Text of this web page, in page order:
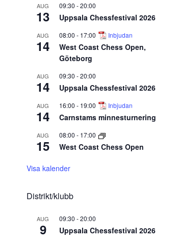
AUG
13
09:30 -20:00
Uppsala Chessfestival 2026
AUG
14
08:00 - 17:00 Inbjudan
West Coast Chess Open,
Göteborg
AUG
14
09:30 -20:00
Uppsala Chessfestival 2026
AUG
14
16:00 - 19:00 Inbjudan
Carnstams minnesturnering
AUG
15
08:00 - 17:00
West Coast Chess Open
Visa kalender
Distrikt/klubb
AUG
9
09:30 -20:00
Uppsala Chessfestival 2026